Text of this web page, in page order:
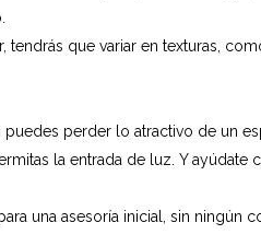
que variar en texturas,
perder lo atractivo de un
la entrada de luz. Y ayúdate
una asesoría inicial, sin ningún